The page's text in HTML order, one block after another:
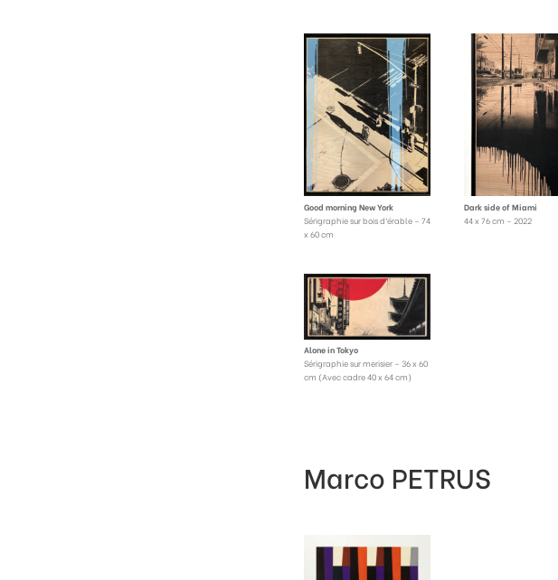
Good morning New York
Sérigraphie sur bois d’érable – 74
x 60 cm
Dark side of Miami
44 x 76 cm – 2022
Alone in Tokyo
Sérigraphie sur merisier – 36 x 60
cm (Avec cadre 40 x 64 cm)
Marco PETRUS